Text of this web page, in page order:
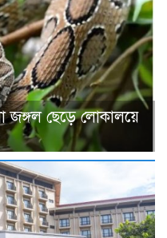
জঙ্গল ছেড়ে লোকালয়ে